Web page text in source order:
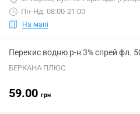
Пн-Нд: 08:00-21:00
На мапі
Перекис водню р-н 3% спрей фл.
БЕРКАНА ПЛЮС
59.00 грн